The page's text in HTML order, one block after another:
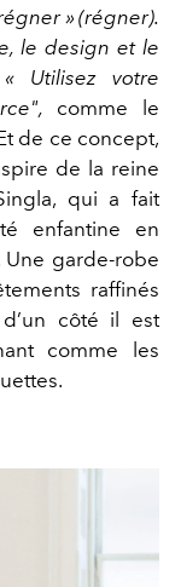
» (régner).
le design et le
Utilisez votre
comme le
de ce concept,
de la reine
qui a fait
enfantine en
garde-robe
raffinés
côté il est
comme les